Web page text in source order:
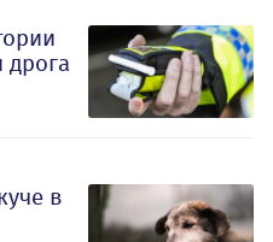
дрога
в